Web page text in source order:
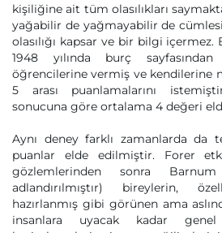
kişiliğine ait tüm olasılıkları
yağabilir de yağmayabilir de
olasılığı kapsar ve bir bilgi
1948 yılında burç
öğrencilerine vermiş ve kendilerine
5 arası puanlamalarını
sonucuna göre ortalama 4 değeri
Aynı deney farklı zamanlarda da
puanlar elde edilmiştir. Forer
gözlemlerinden sonra
adlandırılmıştır) bireylerin,
hazırlanmış gibi görünen ama
insanlara uyacak kadar